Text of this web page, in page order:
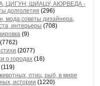
ЦИГУН, ШИАЦУ, АЮРВЕДА -
долголетия (296)
мода,советы дизайнера,
интерьеры (708)
(9)
(7762)
(2077)
о городах (16)
(119)
птиц, рыб, в мире
истории (1220)